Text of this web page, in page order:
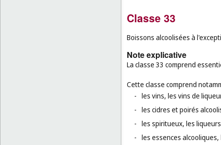
Classe 33
Boissons alcoolisées à
Note explicative
La classe 33 comprend
Cette classe comprend
- les vins, les vins de
- les cidres et poirés
- les spiritueux, les
- les essences